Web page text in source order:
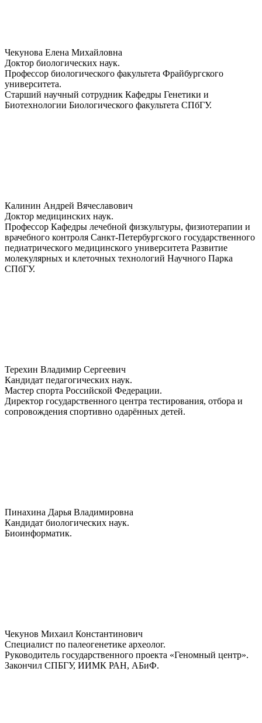
Чекунова Елена Михайловна
Доктор биологических наук.
Профессор биологического факультета Фрайбургского
университета.
Старший научный сотрудник Кафедры Генетики и
Биотехнологии Биологического факультета СПбГУ.
Калинин Андрей Вячеславович
Доктор медицинских наук.
Профессор Кафедры лечебной физкультуры, физиотерапии и
врачебного контроля Санкт-Петербургского государственного
педиатрического медицинского университета Развитие
молекулярных и клеточных технологий Научного Парка
СПбГУ.
Терехин Владимир Сергеевич
Кандидат педагогических наук.
Мастер спорта Российской Федерации.
Директор государственного центра тестирования, отбора и
сопровождения спортивно одарённых детей.
Пинахина Дарья Владимировна
Кандидат биологических наук.
Биоинформатик.
Чекунов Михаил Константинович
Специалист по палеогенетике археолог.
Руководитель государственного проекта «Геномный центр».
Закончил СПБГУ, ИИМК РАН, АБиФ.